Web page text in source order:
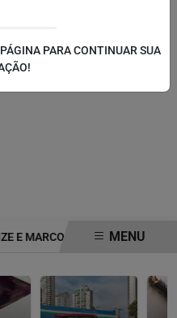
E MARCOS MATSUNAGA
MENU
PARA CONTINUAR SUA